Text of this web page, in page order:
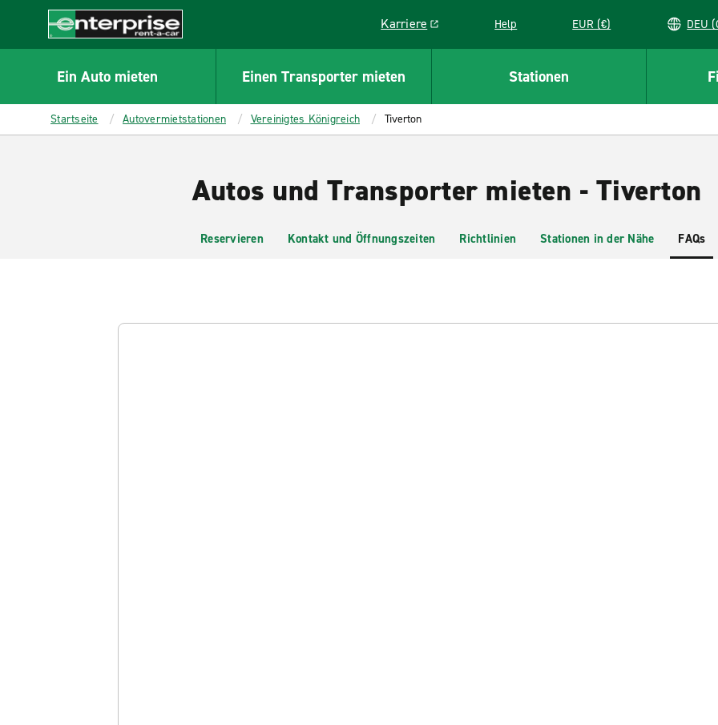
CONTENT
Enterprise
Karriere
Link opens in a new window
Help EUR (€)
Ein Auto mieten Einen Transporter mieten Stationen
Startseite Autovermietstationen Vereinigtes Königreich Tiverton
Autos und Transporter mieten - Tiverton
Reservieren Kontakt und Öffnungszeiten Richtlinien Stationen in der Nähe FAQs